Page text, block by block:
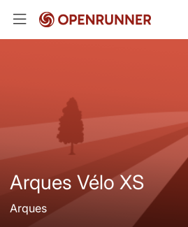
Arques Vélo XS
Arques